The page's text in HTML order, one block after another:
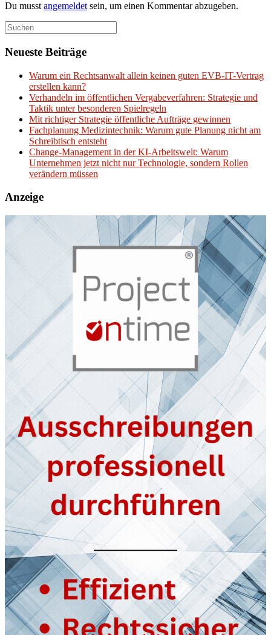
Du musst angemeldet sein, um einen Kommentar abzugeben.
Suchen
nach:
Neueste Beiträge
Warum ein Rechtsanwalt allein keinen guten EVB-IT-Vertrag
erstellen kann?
Verhandeln im öffentlichen Vergabeverfahren: Strategie und
Taktik unter besonderen Spielregeln
Mit richtiger Strategie öffentliche Aufträge gewinnen
Fachplanung Medizintechnik: Warum gute Planung nicht am
Schreibtisch entsteht
Change-Management in der KI-Arbeitswelt: Warum
Unternehmen jetzt nicht nur Technologie, sondern Rollen
verändern müssen
Anzeige